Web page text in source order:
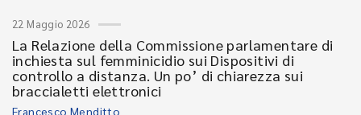
22 Maggio 2026
La Relazione della Commissione parlamentare di
inchiesta sul femminicidio sui Dispositivi di
controllo a distanza. Un po’ di chiarezza sui
braccialetti elettronici
Francesco Menditto